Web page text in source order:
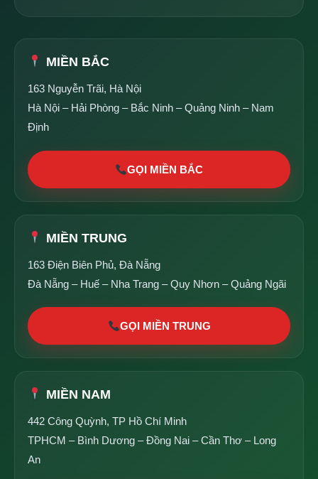
MIỀN BẮC
163 Nguyễn Trãi, Hà Nội
Hà Nội – Hải Phòng – Bắc Ninh – Quảng Ninh – Nam
Định
GỌI MIỀN BẮC
MIỀN TRUNG
163 Điện Biên Phủ, Đà Nẵng
Đà Nẵng – Huế – Nha Trang – Quy Nhơn – Quảng Ngãi
GỌI MIỀN TRUNG
MIỀN NAM
442 Công Quỳnh, TP Hồ Chí Minh
TPHCM – Bình Dương – Đồng Nai – Cần Thơ – Long
An